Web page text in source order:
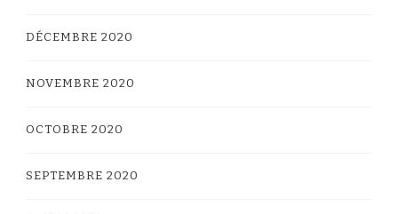
DÉCEMBRE 2020
NOVEMBRE 2020
OCTOBRE 2020
SEPTEMBRE 2020